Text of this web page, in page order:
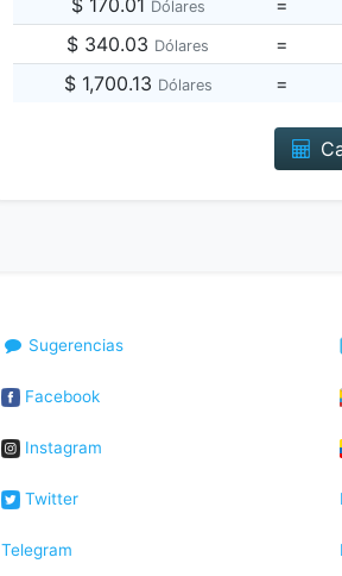
$ 170.01 Dólares =
$ 340.03 Dólares =
$ 1,700.13 Dólares =
Sugerencias
Facebook
Instagram
Twitter
Telegram